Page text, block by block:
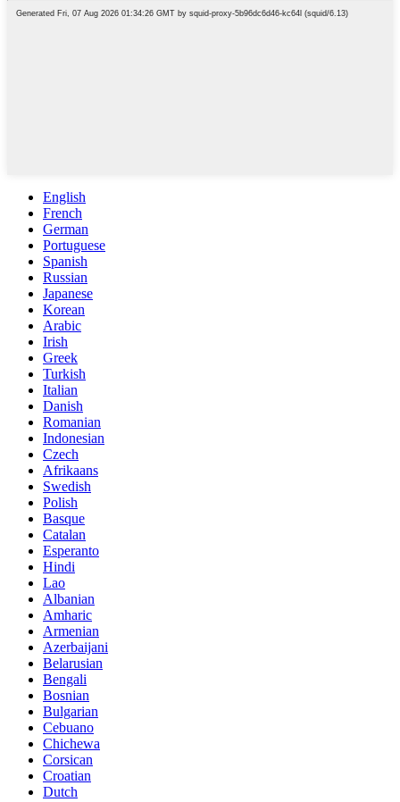
English
French
German
Portuguese
Spanish
Russian
Japanese
Korean
Arabic
Irish
Greek
Turkish
Italian
Danish
Romanian
Indonesian
Czech
Afrikaans
Swedish
Polish
Basque
Catalan
Esperanto
Hindi
Lao
Albanian
Amharic
Armenian
Azerbaijani
Belarusian
Bengali
Bosnian
Bulgarian
Cebuano
Chichewa
Corsican
Croatian
Dutch